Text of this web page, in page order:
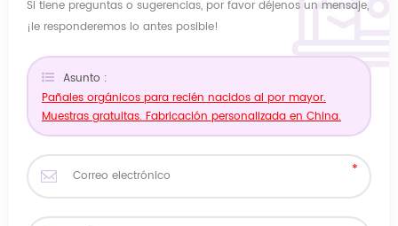
Si tiene preguntas o sugerencias, por favor déjenos un mensaje,
¡le responderemos lo antes posible!
Asunto :
Pañales orgánicos para recién nacidos al por mayor.
Muestras gratuitas. Fabricación personalizada en China.